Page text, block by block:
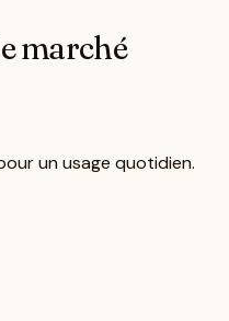
marché
un usage quotidien.